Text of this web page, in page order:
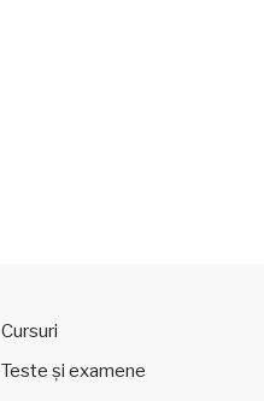
Cursuri
Teste și examene